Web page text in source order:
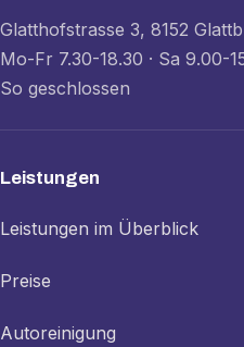
Glatthofstrasse 3, 8152
Mo-Fr 7.30-18.30 · Sa 9.00-
So geschlossen
Leistungen
Leistungen im Überblick
Preise
Autoreinigung